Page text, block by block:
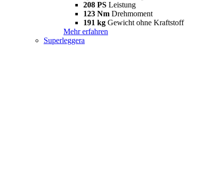
208 PS Leistung
123 Nm Drehmoment
191 kg Gewicht ohne Kraftstoff
Mehr erfahren
Superleggera